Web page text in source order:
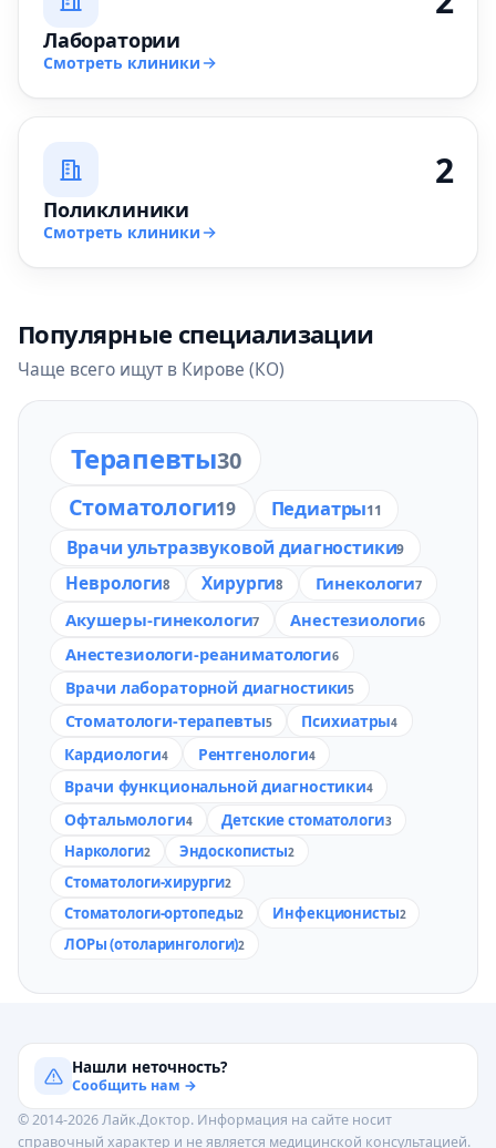
Лаборатории
Смотреть клиники
2
Поликлиники
Смотреть клиники
Популярные специализации
Чаще всего ищут в Кирове (КО)
Терапевты30
Стоматологи19 Педиатры11
Врачи ультразвуковой диагностики9
Неврологи8 Хирурги8 Гинекологи7
Акушеры-гинекологи7 Анестезиологи6
Анестезиологи-реаниматологи6
Врачи лабораторной диагностики5
Стоматологи-терапевты5 Психиатры4
Кардиологи4 Рентгенологи4
Врачи функциональной диагностики4
Офтальмологи4 Детские стоматологи3
Наркологи2 Эндоскописты2
Стоматологи-хирурги2
Стоматологи-ортопеды2 Инфекционисты2
ЛОРы (отоларингологи)2
Нашли неточность?
Сообщить нам →
© 2014-2026 Лайк.Доктор. Информация на сайте носит
справочный характер и не является медицинской консультацией.